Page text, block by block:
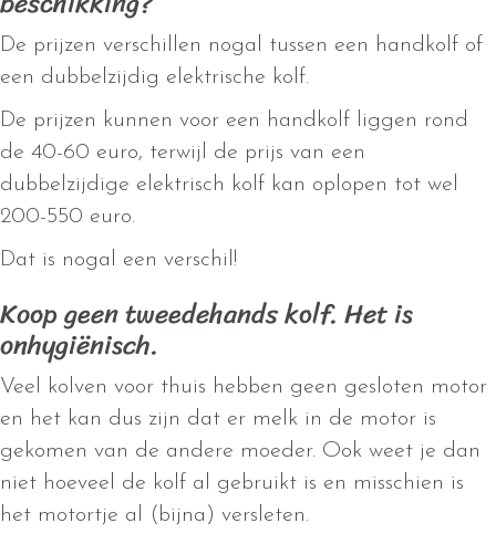
De prijzen verschillen nogal tussen een handkolf of
een dubbelzijdig elektrische kolf.
De prijzen kunnen voor een handkolf liggen rond
de 40-60 euro, terwijl de prijs van een
dubbelzijdige elektrisch kolf kan oplopen tot wel
200-550 euro.
Dat is nogal een verschil!
Koop geen tweedehands kolf. Het is
onhygiënisch.
Veel kolven voor thuis hebben geen gesloten motor
en het kan dus zijn dat er melk in de motor is
gekomen van de andere moeder. Ook weet je dan
niet hoeveel de kolf al gebruikt is en misschien is
het motortje al (bijna) versleten.